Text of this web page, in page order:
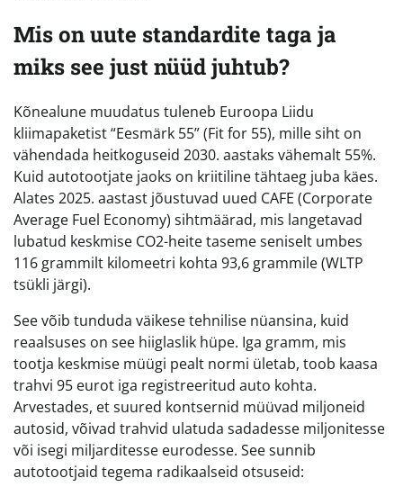
Mis on uute standardite taga ja
miks see just nüüd juhtub?
Kõnealune muudatus tuleneb Euroopa Liidu
kliimapaketist “Eesmärk 55” (Fit for 55), mille siht on
vähendada heitkoguseid 2030. aastaks vähemalt 55%.
Kuid autotootjate jaoks on kriitiline tähtaeg juba käes.
Alates 2025. aastast jõustuvad uued CAFE (Corporate
Average Fuel Economy) sihtmäärad, mis langetavad
lubatud keskmise CO2-heite taseme seniselt umbes
116 grammilt kilomeetri kohta 93,6 grammile (WLTP
tsükli järgi).
See võib tunduda väikese tehnilise nüansina, kuid
reaalsuses on see hiiglaslik hüpe. Iga gramm, mis
tootja keskmise müügi pealt normi ületab, toob kaasa
trahvi 95 eurot iga registreeritud auto kohta.
Arvestades, et suured kontsernid müüvad miljoneid
autosid, võivad trahvid ulatuda sadadesse miljonitesse
või isegi miljarditesse eurodesse. See sunnib
autotootjaid tegema radikaalseid otsuseid: